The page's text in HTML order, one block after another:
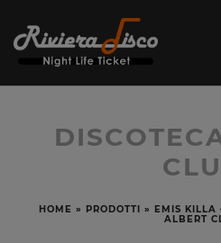
HOME » PRODOTTI » EMIS KILLA
ALBERT